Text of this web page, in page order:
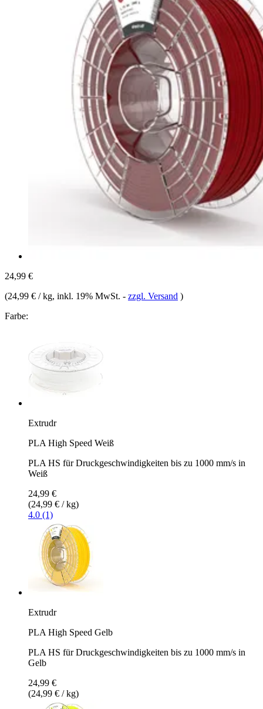
24,99 €
(24,99 € / kg, inkl. 19% MwSt. - zzgl. Versand )
Farbe:
Extrudr
PLA High Speed Weiß
PLA HS für Druckgeschwindigkeiten bis zu 1000 mm/s in
Weiß
24,99 €
(24,99 € / kg)
4.0 (1)
Extrudr
PLA High Speed Gelb
PLA HS für Druckgeschwindigkeiten bis zu 1000 mm/s in
Gelb
24,99 €
(24,99 € / kg)